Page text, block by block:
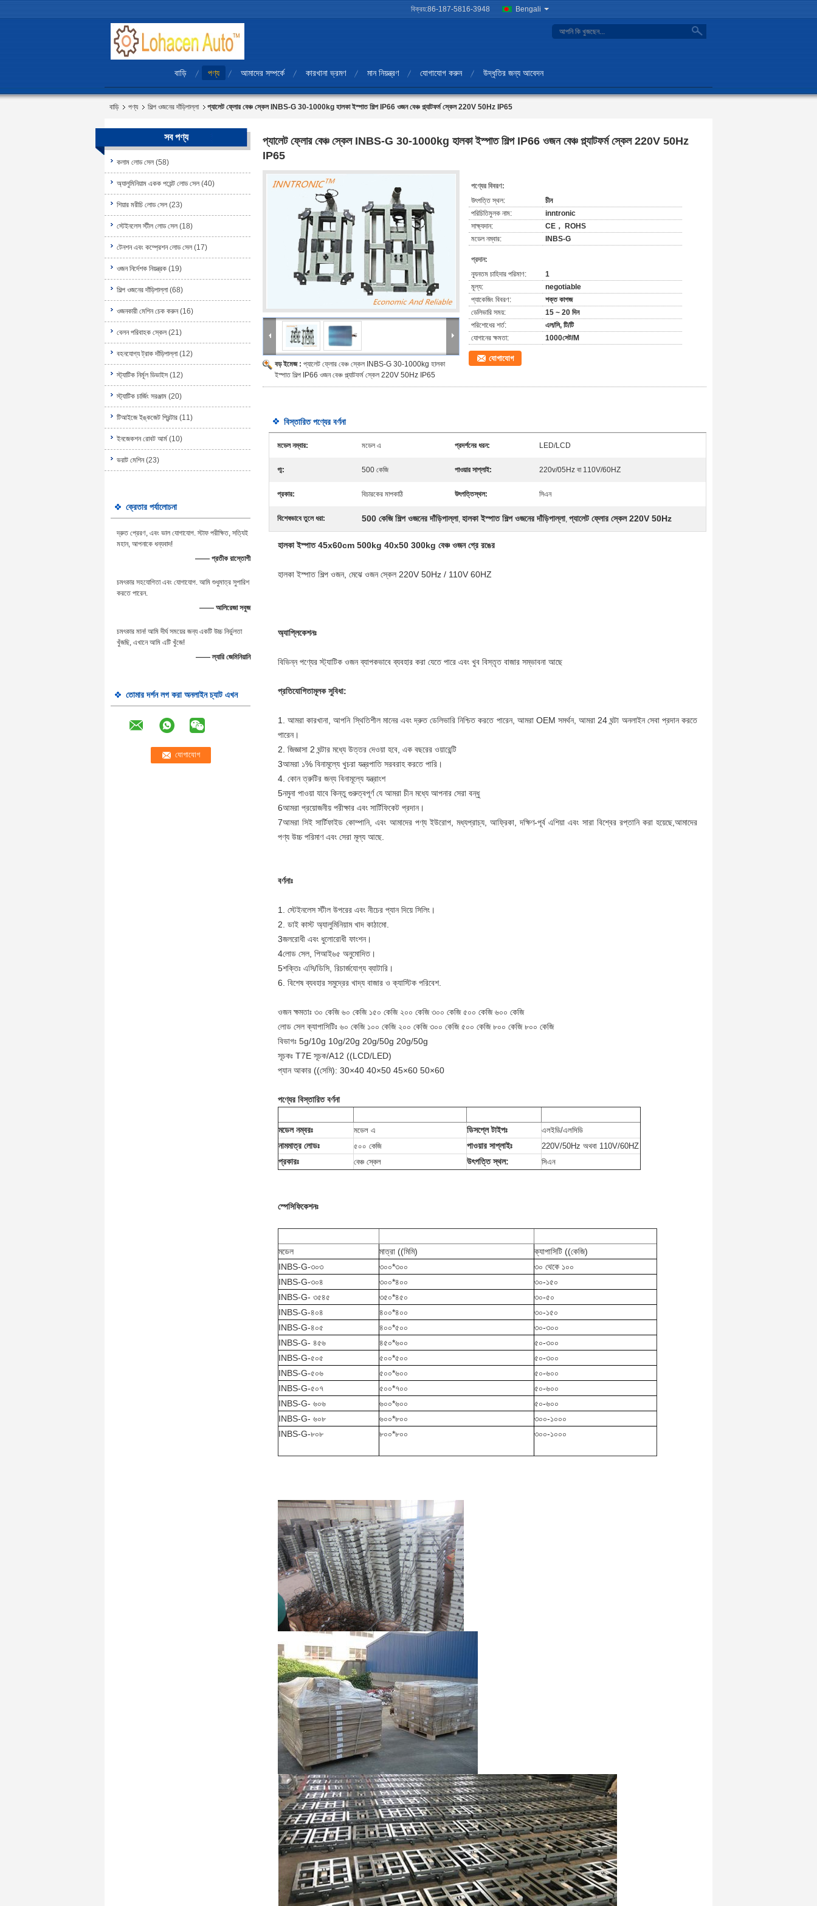
বিক্রয়:86-187-5816-3948 Bengali
search
বাড়ি পণ্য আমাদের সম্পর্কে কারখানা ভ্রমণ মান নিয়ন্ত্রণ যোগাযোগ করুন উদ্ধৃতির জন্য আবেদন
বাড়ি পণ্য শিল্প ওজনের দাঁড়িপাল্লা প্যালেট ফ্লোর বেঞ্চ স্কেল INBS-G 30-1000kg হালকা ইস্পাত শিল্প IP66 ওজন বেঞ্চ প্ল্যাটফর্ম স্কেল 220V 50Hz IP65
সব পণ্য
কলাম লোড সেল (58)
অ্যালুমিনিয়াম একক পয়েন্ট লোড সেল (40)
শিয়ার মরীচি লোড সেল (23)
স্টেইনলেস স্টীল লোড সেল (18)
টেনশন এবং কম্প্রেশন লোড সেল (17)
ওজন নির্দেশক নিয়ন্ত্রক (19)
শিল্প ওজনের দাঁড়িপাল্লা (68)
ওজনকারী মেশিন চেক করুন (16)
বেলন পরিবাহক স্কেল (21)
বহনযোগ্য ট্রাক দাঁড়িপাল্লা (12)
স্ট্যাটিক নির্মূল ডিভাইস (12)
স্ট্যাটিক চার্জিং সরঞ্জাম (20)
টিআইজে ইঙ্কজেট প্রিন্টার (11)
ইনজেকশন রোবট আর্ম (10)
ভরাট মেশিন (23)
ক্রেতার পর্যালোচনা
দ্রুত প্রেরণ, এবং ভাল যোগাযোগ. স্টাফ পরীক্ষিত, সত্যিই
মহান, আপনাকে ধন্যবাদ!
—— প্রতীক রাস্তোগী
চমৎকার সহযোগিতা এবং যোগাযোগ. আমি শুধুমাত্র সুপারিশ
করতে পারেন.
—— আলিরেজা সবুজ
চমৎকার মান! আমি দীর্ঘ সময়ের জন্য একটি উচ্চ নির্ভুলতা
খুঁজছি, এখানে আমি এটি খুঁজে!
—— ল্যারি জেমিনিয়ানি
তোমার দর্শন লগ করা অনলাইন চ্যাট এখন
প্যালেট ফ্লোর বেঞ্চ স্কেল INBS-G 30-1000kg হালকা ইস্পাত শিল্প IP66 ওজন বেঞ্চ প্ল্যাটফর্ম স্কেল 220V 50Hz
IP65
বড় ইমেজ : প্যালেট ফ্লোর বেঞ্চ স্কেল INBS-G 30-1000kg হালকা
ইস্পাত শিল্প IP66 ওজন বেঞ্চ প্ল্যাটফর্ম স্কেল 220V 50Hz IP65
পণ্যের বিবরণ:
উৎপত্তি স্থল:
চীন
পরিচিতিমুলক নাম:
inntronic
সাক্ষ্যদান:
CE， ROHS
মডেল নম্বার:
INBS-G
প্রদান:
ন্যূনতম চাহিদার পরিমাণ:
1
মূল্য:
negotiable
প্যাকেজিং বিবরণ:
শক্ত কাগজ
ডেলিভারি সময়:
15 ~ 20 দিন
পরিশোধের শর্ত:
এল/সি, টি/টি
যোগানের ক্ষমতা:
1000সেট/M
যোগাযোগ
বিস্তারিত পণ্যের বর্ণনা
মডেল নম্বার: মডেল এ প্রদর্শনের ধরন: LED/LCD
গ্ম: 500 কেজি পাওয়ার সাপ্লাই: 220v/05Hz বা 110V/60HZ
প্রকার: বিচারকের মাপকাঠি উৎপত্তিস্থল: সিএন
বিশেষভাবে তুলে ধরা: 500 কেজি শিল্প ওজনের দাঁড়িপাল্লা, হালকা ইস্পাত শিল্প ওজনের দাঁড়িপাল্লা, প্যালেট ফ্লোর স্কেল 220V 50Hz
হালকা ইস্পাত 45x60cm 500kg 40x50 300kg বেঞ্চ ওজন গ্রে রঙের
হালকা ইস্পাত শিল্প ওজন, মেঝে ওজন স্কেল 220V 50Hz / 110V 60HZ
অ্যাপ্লিকেশনঃ
বিভিন্ন পণ্যের স্ট্যাটিক ওজন ব্যাপকভাবে ব্যবহার করা যেতে পারে এবং খুব বিস্তৃত বাজার সম্ভাবনা আছে
প্রতিযোগিতামূলক সুবিধা:
1. আমরা কারখানা, আপনি স্থিতিশীল মানের এবং দ্রুত ডেলিভারি নিশ্চিত করতে পারেন, আমরা OEM সমর্থন, আমরা 24 ঘন্টা অনলাইন সেবা প্রদান করতে
পারেন।
2. জিজ্ঞাসা 2 ঘন্টার মধ্যে উত্তর দেওয়া হবে, এক বছরের ওয়ারেন্টি
3আমরা ১% বিনামূল্যে খুচরা যন্ত্রপাতি সরবরাহ করতে পারি।
4. কোন ত্রুটির জন্য বিনামূল্যে যন্ত্রাংশ
5নমুনা পাওয়া যাবে কিন্তু গুরুত্বপূর্ণ যে আমরা চীন মধ্যে আপনার সেরা বন্ধু
6আমরা প্রয়োজনীয় পরীক্ষার এবং সার্টিফিকেট প্রদান।
7আমরা সিই সার্টিফাইড কোম্পানি, এবং আমাদের পণ্য ইউরোপ, মধ্যপ্রাচ্য, আফ্রিকা, দক্ষিণ-পূর্ব এশিয়া এবং সারা বিশ্বের রপ্তানি করা হয়েছে,আমাদের
পণ্য উচ্চ পরিমাণ এবং সেরা মূল্য আছে.
বর্ণনাঃ
1. স্টেইনলেস স্টীল উপরের এবং নীচের প্যান দিয়ে সিলিং।
2. ডাই কাস্ট অ্যালুমিনিয়াম খাদ কাঠামো.
3জলরোধী এবং ধুলোরোধী ফাংশন।
4লোড সেল, পিআই৬৫ অনুমোদিত।
5শক্তিঃ এসি/ডিসি, রিচার্জযোগ্য ব্যাটারি।
6. বিশেষ ব্যবহার সমুদ্রের খাদ্য বাজার ও ক্যাস্টিক পরিবেশ.
ওজন ক্ষমতাঃ ৩০ কেজি ৬০ কেজি ১৫০ কেজি ২০০ কেজি ৩০০ কেজি ৫০০ কেজি ৬০০ কেজি
লোড সেল ক্যাপাসিটিঃ ৬০ কেজি ১০০ কেজি ২০০ কেজি ৩০০ কেজি ৫০০ কেজি ৮০০ কেজি ৮০০ কেজি
বিভাগঃ 5g/10g 10g/20g 20g/50g 20g/50g
সূচকঃ T7E সূচক/A12 ((LCD/LED)
প্যান আকার ((সেমি): 30×40 40×50 45×60 50×60
পণ্যের বিস্তারিত বর্ণনা
মডেল নম্বরঃ মডেল এ ডিসপ্লে টাইপঃ এলইডি/এলসিডি
নামমাত্র লোডঃ ৫০০ কেজি পাওয়ার সাপ্লাইঃ 220V/50Hz অথবা 110V/60HZ
প্রকারঃ বেঞ্চ স্কেল উৎপত্তি স্থল: সিএন
স্পেসিফিকেশনঃ
মডেল মাত্রা ((মিমি)
ক্যাপাসিটি ((কেজি)
INBS-G-৩০৩ ৩০০*৩০০
৩০ থেকে ১০০
INBS-G-৩০৪ ৩০০*৪০০
৩০-১৫০
INBS-G- ৩৫৪৫ ৩৫০*৪৫০
৩০-৫০
INBS-G-৪০৪ ৪০০*৪০০
৩০-১৫০
INBS-G-৪০৫ ৪০০*৫০০
৩০-৩০০
INBS-G- ৪৫৬ ৪৫০*৬০০
৫০-৩০০
INBS-G-৫০৫ ৫০০*৫০০
৫০-৩০০
INBS-G-৫০৬ ৫০০*৬০০
৫০-৬০০
INBS-G-৫০৭ ৫০০*৭০০
৫০-৬০০
INBS-G- ৬০৬ ৬০০*৬০০
৫০-৬০০
INBS-G- ৬০৮ ৬০০*৮০০
৩০০-১০০০
INBS-G-৮০৮ ৮০০*৮০০ ৩০০-১০০০